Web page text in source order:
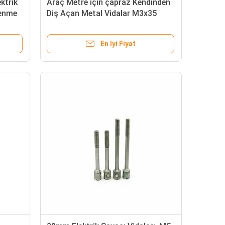
Araç Metre için çapraz Kendinden
Diş Açan Metal Vidalar M3x35
En Iyi Fiyat